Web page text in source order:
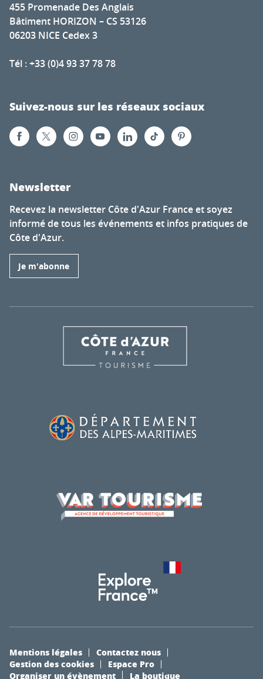
455 Promenade Des Anglais
Bâtiment HORIZON – CS 53126
06203 NICE Cedex 3
Tél : +33 (0)4 93 37 78 78
Suivez-nous sur les réseaux sociaux
Newsletter
Recevez la newsletter Côte d'Azur France et soyez
informé de tous les événements et infos pratiques de
Côte d'Azur.
Je m'abonne
Mentions légales
Contactez nous
Gestion des cookies
Espace Pro
Organiser un évènement
La boutique